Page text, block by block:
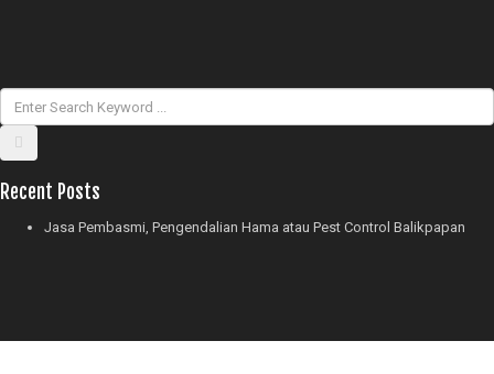
Recent Posts
Jasa Pembasmi, Pengendalian Hama atau Pest Control Balikpapan